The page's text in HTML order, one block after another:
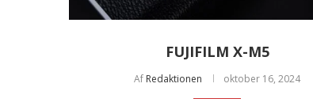
FUJIFILM X-M5
Af Redaktionen oktober 16, 2024